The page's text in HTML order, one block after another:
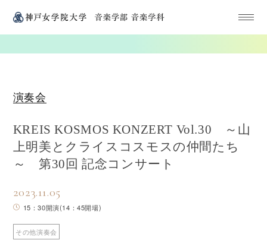
演奏会
KREIS KOSMOS KONZERT Vol.30 ～山
上明美とクライスコスモスの仲間たち
～ 第30回 記念コンサート
2023.11.05
15：30開演(14：45開場)
その他演奏会